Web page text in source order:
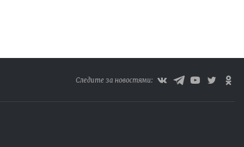
Следите за новостями: